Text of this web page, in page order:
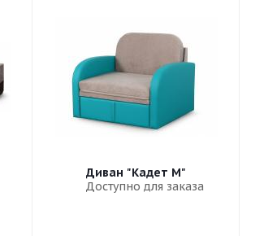
Диван "Кадет М"
Доступно для заказа